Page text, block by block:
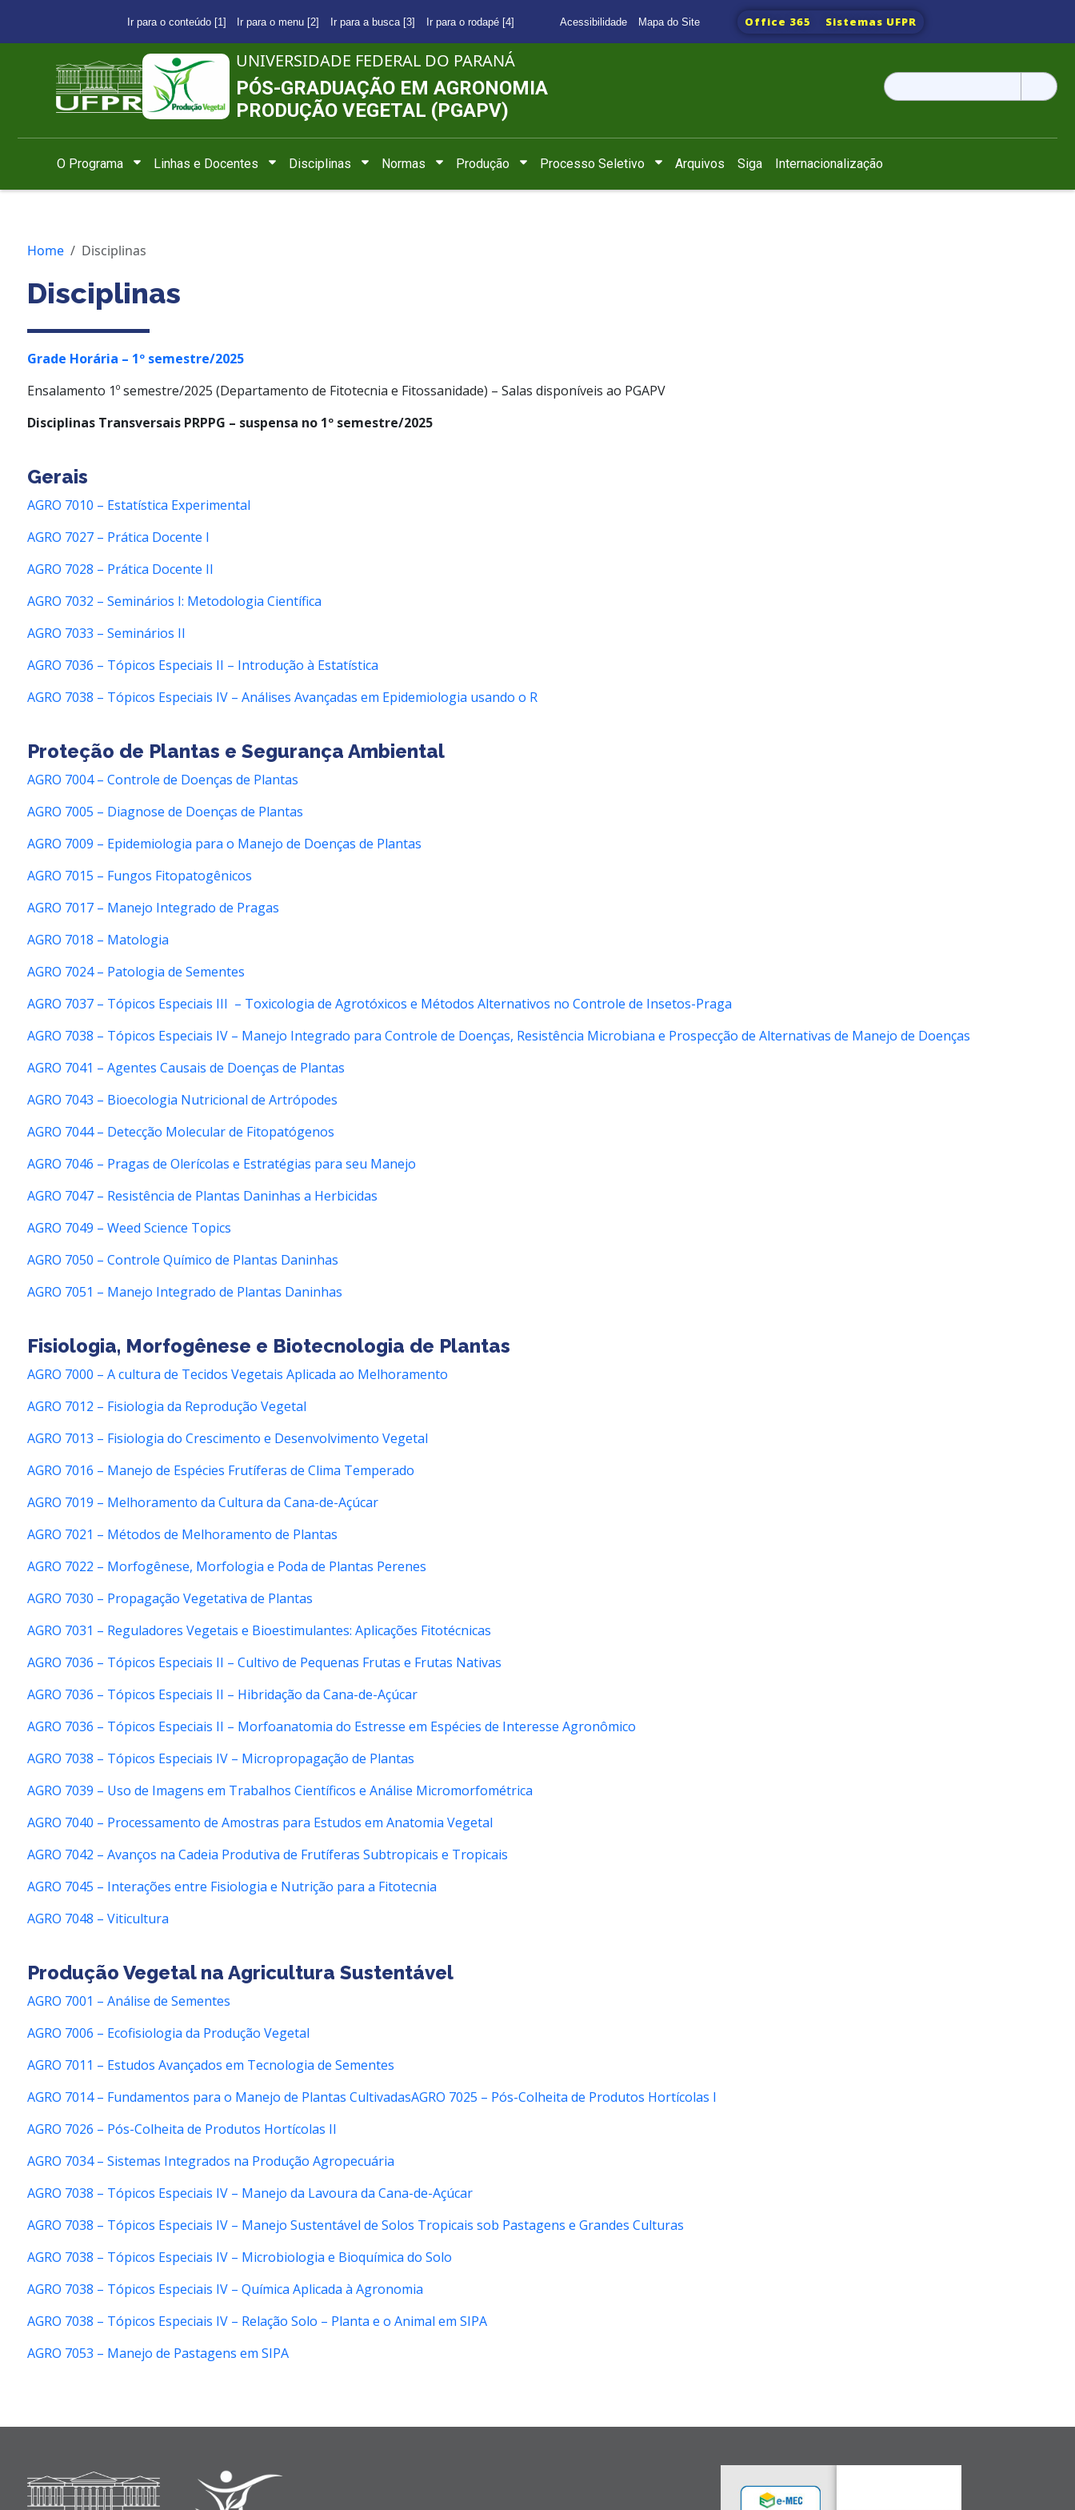
Ir para o conteúdo [1] Ir para o menu [2] Ir para a busca [3] Ir para o rodapé [4] Acessibilidade Mapa do Site Office 365 Sistemas UFPR
UNIVERSIDADE FEDERAL DO PARANÁ
PÓS-GRADUAÇÃO EM AGRONOMIA
PRODUÇÃO VEGETAL (PGAPV)
Pesquisar
por:
O Programa Linhas e Docentes Disciplinas Normas Produção Processo Seletivo Arquivos Siga Internacionalização
Home Disciplinas
Disciplinas
Grade Horária – 1º semestre/2025
Ensalamento 1º semestre/2025 (Departamento de Fitotecnia e Fitossanidade) – Salas disponíveis ao PGAPV
Disciplinas Transversais PRPPG – suspensa no 1º semestre/2025
Gerais
AGRO 7010 – Estatística Experimental
AGRO 7027 – Prática Docente I
AGRO 7028 – Prática Docente II
AGRO 7032 – Seminários I: Metodologia Científica
AGRO 7033 – Seminários II
AGRO 7036 – Tópicos Especiais II – Introdução à Estatística
AGRO 7038 – Tópicos Especiais IV – Análises Avançadas em Epidemiologia usando o R
Proteção de Plantas e Segurança Ambiental
AGRO 7004 – Controle de Doenças de Plantas
AGRO 7005 – Diagnose de Doenças de Plantas
AGRO 7009 – Epidemiologia para o Manejo de Doenças de Plantas
AGRO 7015 – Fungos Fitopatogênicos
AGRO 7017 – Manejo Integrado de Pragas
AGRO 7018 – Matologia
AGRO 7024 – Patologia de Sementes
AGRO 7037 – Tópicos Especiais III – Toxicologia de Agrotóxicos e Métodos Alternativos no Controle de Insetos-Praga
AGRO 7038 – Tópicos Especiais IV – Manejo Integrado para Controle de Doenças, Resistência Microbiana e Prospecção de Alternativas de Manejo de Doenças
AGRO 7041 – Agentes Causais de Doenças de Plantas
AGRO 7043 – Bioecologia Nutricional de Artrópodes
AGRO 7044 – Detecção Molecular de Fitopatógenos
AGRO 7046 – Pragas de Olerícolas e Estratégias para seu Manejo
AGRO 7047 – Resistência de Plantas Daninhas a Herbicidas
AGRO 7049 – Weed Science Topics
AGRO 7050 – Controle Químico de Plantas Daninhas
AGRO 7051 – Manejo Integrado de Plantas Daninhas
Fisiologia, Morfogênese e Biotecnologia de Plantas
AGRO 7000 – A cultura de Tecidos Vegetais Aplicada ao Melhoramento
AGRO 7012 – Fisiologia da Reprodução Vegetal
AGRO 7013 – Fisiologia do Crescimento e Desenvolvimento Vegetal
AGRO 7016 – Manejo de Espécies Frutíferas de Clima Temperado
AGRO 7019 – Melhoramento da Cultura da Cana-de-Açúcar
AGRO 7021 – Métodos de Melhoramento de Plantas
AGRO 7022 – Morfogênese, Morfologia e Poda de Plantas Perenes
AGRO 7030 – Propagação Vegetativa de Plantas
AGRO 7031 – Reguladores Vegetais e Bioestimulantes: Aplicações Fitotécnicas
AGRO 7036 – Tópicos Especiais II – Cultivo de Pequenas Frutas e Frutas Nativas
AGRO 7036 – Tópicos Especiais II – Hibridação da Cana-de-Açúcar
AGRO 7036 – Tópicos Especiais II – Morfoanatomia do Estresse em Espécies de Interesse Agronômico
AGRO 7038 – Tópicos Especiais IV – Micropropagação de Plantas
AGRO 7039 – Uso de Imagens em Trabalhos Científicos e Análise Micromorfométrica
AGRO 7040 – Processamento de Amostras para Estudos em Anatomia Vegetal
AGRO 7042 – Avanços na Cadeia Produtiva de Frutíferas Subtropicais e Tropicais
AGRO 7045 – Interações entre Fisiologia e Nutrição para a Fitotecnia
AGRO 7048 – Viticultura
Produção Vegetal na Agricultura Sustentável
AGRO 7001 – Análise de Sementes
AGRO 7006 – Ecofisiologia da Produção Vegetal
AGRO 7011 – Estudos Avançados em Tecnologia de Sementes
AGRO 7014 – Fundamentos para o Manejo de Plantas CultivadasAGRO 7025 – Pós-Colheita de Produtos Hortícolas I
AGRO 7026 – Pós-Colheita de Produtos Hortícolas II
AGRO 7034 – Sistemas Integrados na Produção Agropecuária
AGRO 7038 – Tópicos Especiais IV – Manejo da Lavoura da Cana-de-Açúcar
AGRO 7038 – Tópicos Especiais IV – Manejo Sustentável de Solos Tropicais sob Pastagens e Grandes Culturas
AGRO 7038 – Tópicos Especiais IV – Microbiologia e Bioquímica do Solo
AGRO 7038 – Tópicos Especiais IV – Química Aplicada à Agronomia
AGRO 7038 – Tópicos Especiais IV – Relação Solo – Planta e o Animal em SIPA
AGRO 7053 – Manejo de Pastagens em SIPA